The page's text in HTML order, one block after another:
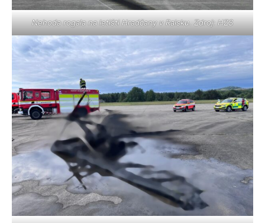
Nehoda rogala na letišti Hradčany v Ralsku. Zdroj: HZS